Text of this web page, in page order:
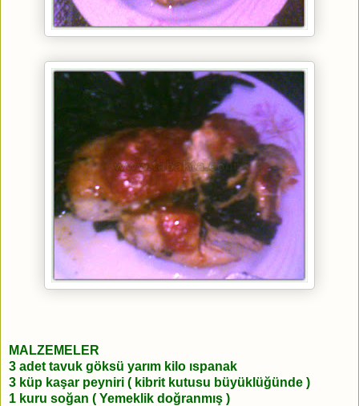
MALZEMELER
3 adet tavuk göksü yarım kilo ıspanak
3 küp kaşar peyniri ( kibrit kutusu büyüklüğünde )
1 kuru soğan ( Yemeklik doğranmış )